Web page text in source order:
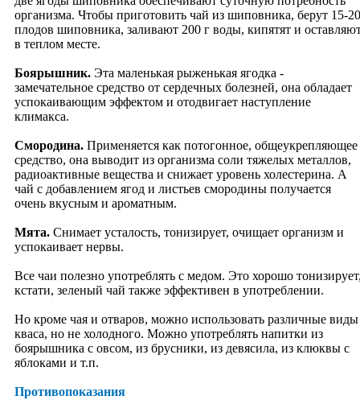
Праздники ведические
Интервью
Веда-видеотека
Творчество
Поэзия
Проза
Музыкальное
Детское
Классическое
Великие Классики
Нео-Классика
Разное
Народное
Славянское
Этно. Фолк
Изделия из бисера
Изделия из шерсти
Народные костюмы
Народные ремесла
Разное
Украшения
Художественное
организма. Чтобы приготовить чай из шиповника, берут 15-20
плодов шиповника, заливают 200 г воды, кипятят и
в теплом месте.
Боярышник. Эта маленькая рыженькая ягодка -
замечательное средство от сердечных болезней, она обладает
успокаивающим эффектом и отодвигает наступление
климакса.
Смородина. Применяется как потогонное, общеукрепляющее
средство, она выводит из организма соли тяжелых металлов,
радиоактивные вещества и снижает уровень холестерина. А
чай с добавлением ягод и листьев смородины получается
очень вкусным и ароматным.
Мята. Снимает усталость, тонизирует, очищает организм и
успокаивает нервы.
Все чаи полезно употреблять с медом. Это хорошо
кстати, зеленый чай также эффективен в употреблении.
Но кроме чая и отваров, можно использовать различные виды
кваса, но не холодного. Можно употреблять напитки из
боярышника с овсом, из брусники, из девясила, из клюквы с
яблоками и т.п.
Противопоказания